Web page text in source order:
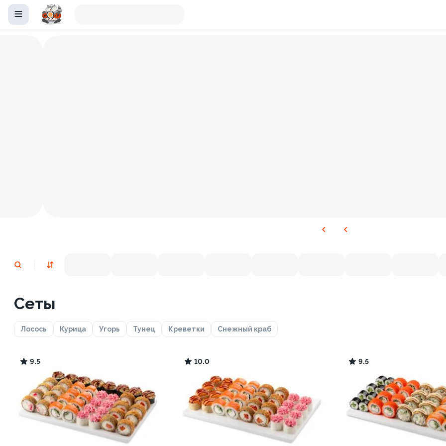
Сеты
Лосось Курица Угорь Тунец Креветки Снежный краб
9.5 10.0 9.5